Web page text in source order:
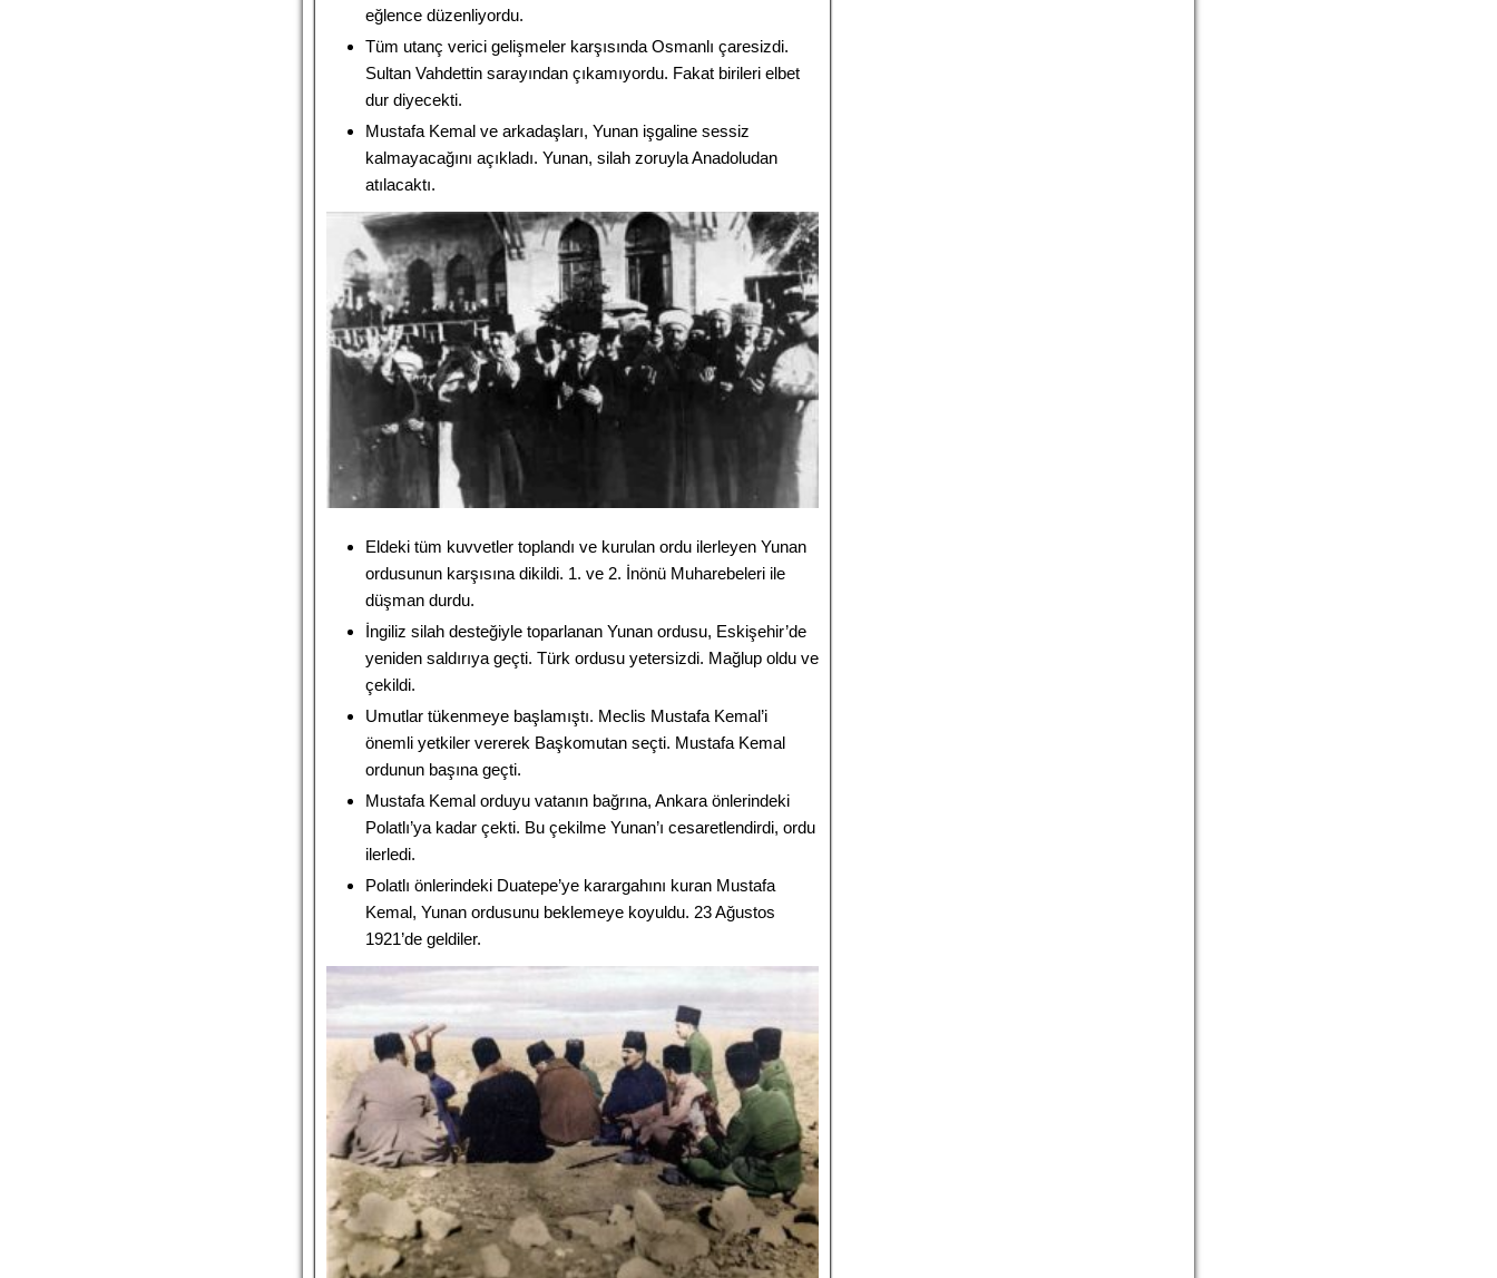
eğlence düzenliyordu.
Tüm utanç verici gelişmeler karşısında Osmanlı çaresizdi.
Sultan Vahdettin sarayından çıkamıyordu. Fakat birileri elbet
dur diyecekti.
Mustafa Kemal ve arkadaşları, Yunan işgaline sessiz
kalmayacağını açıkladı. Yunan, silah zoruyla Anadoludan
atılacaktı.
Eldeki tüm kuvvetler toplandı ve kurulan ordu ilerleyen Yunan
ordusunun karşısına dikildi. 1. ve 2. İnönü Muharebeleri ile
düşman durdu.
İngiliz silah desteğiyle toparlanan Yunan ordusu, Eskişehir’de
yeniden saldırıya geçti. Türk ordusu yetersizdi. Mağlup oldu ve
çekildi.
Umutlar tükenmeye başlamıştı. Meclis Mustafa Kemal’i
önemli yetkiler vererek Başkomutan seçti. Mustafa Kemal
ordunun başına geçti.
Mustafa Kemal orduyu vatanın bağrına, Ankara önlerindeki
Polatlı’ya kadar çekti. Bu çekilme Yunan’ı cesaretlendirdi, ordu
ilerledi.
Polatlı önlerindeki Duatepe’ye karargahını kuran Mustafa
Kemal, Yunan ordusunu beklemeye koyuldu. 23 Ağustos
1921’de geldiler.